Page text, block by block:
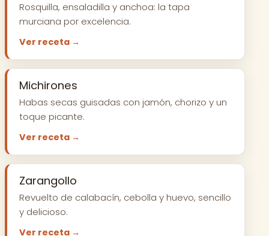
Rosquilla, ensaladilla y anchoa: la tapa
murciana por excelencia.
Ver receta →
Michirones
Habas secas guisadas con jamón, chorizo y un
toque picante.
Ver receta →
Zarangollo
Revuelto de calabacín, cebolla y huevo, sencillo
y delicioso.
Ver receta →